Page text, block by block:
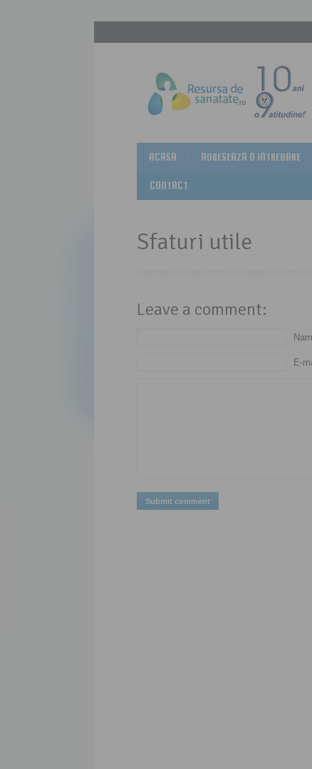
ACASA ADRESEAZA O INTREBARE
CONTACT
Sfaturi utile
Leave a comment:
E-
Submit comment